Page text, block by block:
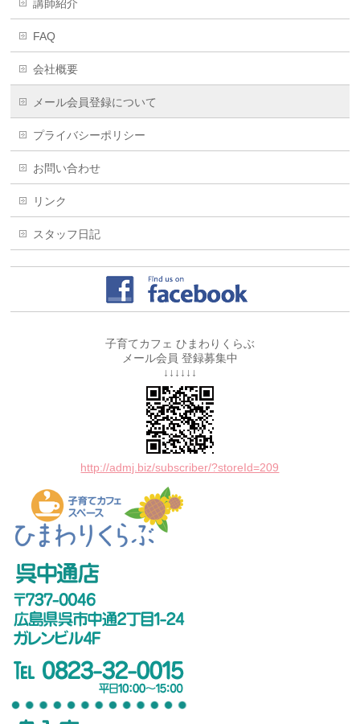
講師紹介
FAQ
会社概要
メール会員登録について
プライバシーポリシー
お問い合わせ
リンク
スタッフ日記
子育てカフェ ひまわりくらぶ
メール会員 登録募集中
↓↓↓↓↓↓
http://admj.biz/subscriber/?storeId=209